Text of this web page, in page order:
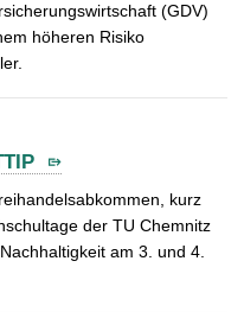
(GDV)
höheren Risiko
kurz
der TU Chemnitz
am 3. und 4.